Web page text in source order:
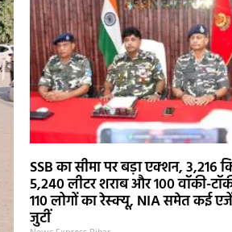
SSB का सीमा पर बड़ा एक्शन, 3,216
5,240 लीटर शराब और 100 वॉकी-
110 लोगों का रेस्क्यू, NIA समेत कई
जुटीं